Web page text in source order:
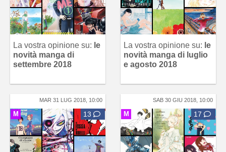
La vostra opinione su: le
novità manga di
settembre 2018
La vostra opinione su: le
novità manga di luglio
e agosto 2018
MAR 31 LUG 2018, 10:00
M 13
SAB 30 GIU 2018, 10:00
M 17